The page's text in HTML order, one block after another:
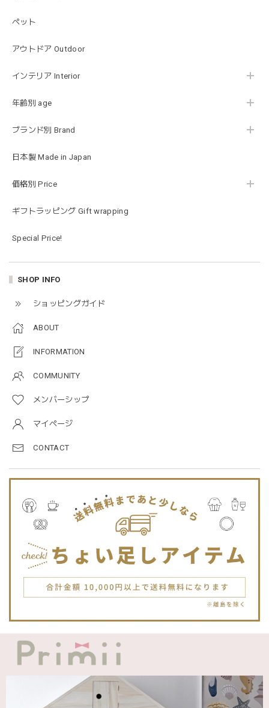
ペット
アウトドア Outdoor
インテリア Interior
年齢別 age
ブランド別 Brand
日本製 Made in Japan
価格別 Price
ギフトラッピング Gift wrapping
Special Price!
SHOP INFO
ショッピングガイド
ABOUT
INFORMATION
COMMUNITY
メンバーシップ
マイページ
CONTACT
お砂場セットや木のおもちゃ、ニット帽にTシャツにサング
た…！✨どれも使いやすいベーシックな色味のものたちで、
すぐに使い始めました。今年もまた購入したいと思える最高
プレゼントした友人がとても喜んでました。ありがとうござ
います！
JELLYCATは特に個体差が激しいブランドなので、どんな子
です。Primiiさんでお迎えした子はみんな可愛い子なので嬉
2025/12/12
blanco ブランコ | ダブルボアブランケット ベビー double boa blanket ホワイト 無地
発送も届くのも早かったです！バースデーバルーンも入って
て嬉しかったです🎈誕生日に使わせて頂きます🫶
Adnil LAND アドニルランド | PULL ALONG PUPPY からだをくねくねさせながらついてくる プル アロング パピー プルトイ 木のおもちゃ